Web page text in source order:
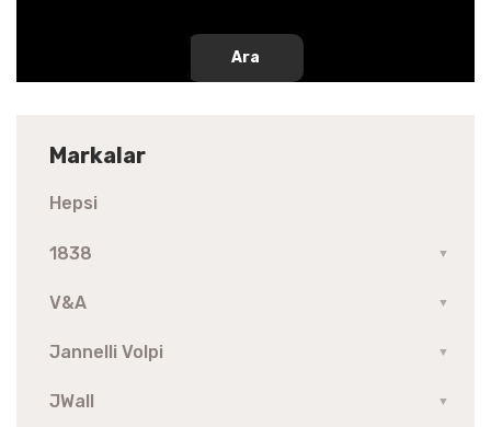
Ara
Markalar
Hepsi
1838 ▼
V&A ▼
Jannelli Volpi ▼
JWall ▼